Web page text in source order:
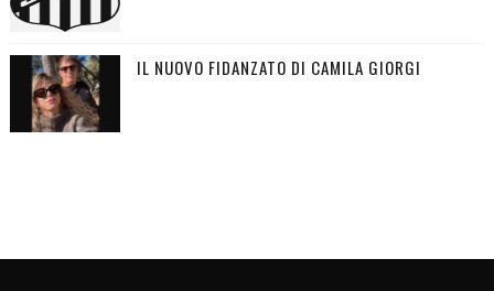
IL NUOVO FIDANZATO DI CAMILA GIORGI